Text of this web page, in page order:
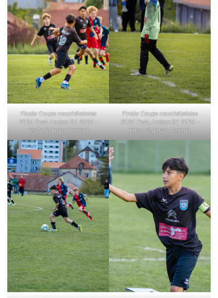
Finale Coupe neuchâteloise
2024 Foot Juniors D1 2024 –
photo © Enzo Almeida
Finale Coupe neuchâteloise
2024 Foot Juniors D1 2024 –
photo © Enzo Almeida